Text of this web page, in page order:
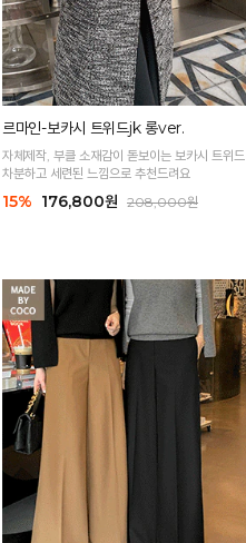
르마인-보카시 트위드jk 롱ver.
자체제작, 부클 소재감이 돋보이는 보카시 트위드
차분하고 세련된 느낌으로 추천드려요
15% 176,800원 208,000원